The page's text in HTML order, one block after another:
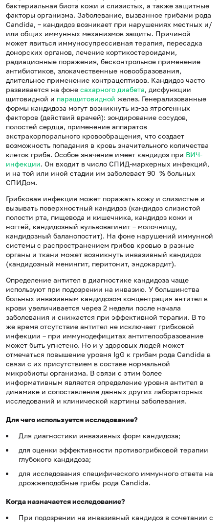
бактериальная биота кожи и слизистых, а также защитные
факторы организма. Заболевание, вызванное грибами рода
Candida, – кандидоз возникает при нарушениях местных и/
или общих иммунных механизмов защиты. Причиной
может явиться иммуносупрессивная терапия, пересадка
донорских органов, лечение кортикостероидами,
радиационные поражения, бесконтрольное применение
антибиотиков, злокачественные новообразования,
длительное применение контрацептивов. Кандидоз часто
развивается на фоне сахарного диабета, дисфункции
щитовидной и паращитовидной желез. Генерализованные
формы кандидоза могут возникнуть из-за ятрогенных
факторов (действий врачей): зондирование сосудов,
полостей сердца, применение аппаратов
экстракорпорального кровообращения, что создает
возможность попадания в кровь значительного количества
клеток гриба. Особое значение имеет кандидоз при ВИЧ-
инфекции. Он входит в число СПИД-маркерных инфекций,
и на той или иной стадии им заболевает 90 % больных
СПИДом.
Грибковая инфекция может поражать кожу и слизистые и
вызывать поверхностный кандидоз (кандидоз слизистой
полости рта, пищевода и кишечника, кандидоз кожи и
ногтей, кандидозный вульвовагинит – молочницу,
кандидозный баланопостит). На фоне нарушений иммунной
системы с распространением грибов кровью в разные
органы и ткани может возникнуть инвазивный кандидоз
(кандидозный менингит, перитонит, эндокардит).
Определение антител в диагностике кандидоза чаще
используют при подозрении на инвазию. У большинства
больных инвазивным кандидозом концентрация антител в
крови увеличивается через 2 недели после начала
заболевания и снижается при эффективной терапии. В то
же время отсутствие антител не исключает грибковой
инфекции – при иммунодефицитах антителообразование
может быть угнетено. Но и у здоровых людей может
отмечаться повышение уровня IgG к грибам рода Candida в
связи с их присутствием в составе нормальной
микробиоты организма. В связи с этим более
информативным является определение уровня антител в
динамике и сопоставление данных других лабораторных
исследований и клинической картины заболевания.
Для чего используется исследование?
Для диагностики инвазивных форм кандидоза;
для оценки эффективности противогрибковой терапии
глубокого кандидоза;
для исследования специфического иммунного ответа на
дрожжеподобные грибы рода Candida.
Когда назначается исследование?
При подозрении на инвазивный кандидоз в сочетании с